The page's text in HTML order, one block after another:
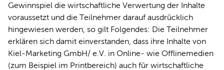
Gewinnspiel die wirtschaftliche Verwertung der Inhalte
voraussetzt und die Teilnehmer darauf ausdrücklich
hingewiesen werden, so gilt Folgendes: Die Teilnehmer
erklären sich damit einverstanden, dass ihre Inhalte von
Kiel-Marketing GmbH/ e.V. in Online- wie Offlinemedien
(zum Beispiel im Printbereich) auch für wirtschaftliche